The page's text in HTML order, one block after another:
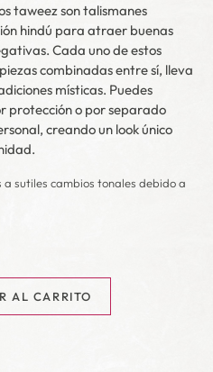
taweez son talismanes
hindú para atraer buenas
Cada uno de estos
combinadas entre sí, lleva
místicas. Puedes
protección o por separado
creando un look único
a sutiles cambios tonales debido a
AL CARRITO